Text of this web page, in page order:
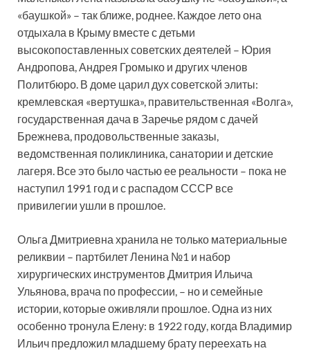
«баушкой» – так ближе, роднее. Каждое лето она
отдыхала в Крыму вместе с детьми
высокопоставленных советских деятелей – Юрия
Андропова, Андрея Громыко и других членов
Политбюро. В доме царил дух советской элиты:
кремлевская «вертушка», правительственная «Волга»,
государственная дача в Заречье рядом с дачей
Брежнева, продовольственные заказы,
ведомственная поликлиника, санатории и детские
лагеря. Все это было частью ее реальности – пока не
наступил 1991 год и с распадом СССР все
привилегии ушли в прошлое.
Ольга Дмитриевна хранила не только материальные
реликвии – партбилет Ленина №1 и набор
хирургических инструментов Дмитрия Ильича
Ульянова, врача по профессии, – но и семейные
истории, которые оживляли прошлое. Одна из них
особенно тронула Елену: в 1922 году, когда Владимир
Ильич предложил младшему брату переехать на